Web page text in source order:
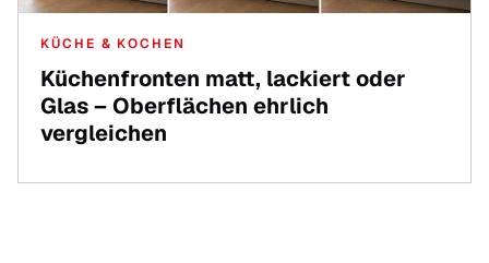
KÜCHE & KOCHEN
Küchenfronten matt, lackiert oder
Glas – Oberflächen ehrlich
vergleichen